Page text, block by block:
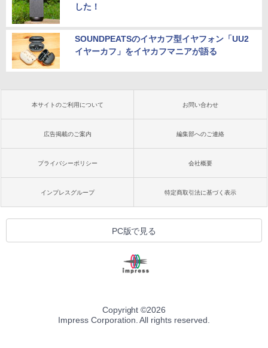
した！
SOUNDPEATSのイヤカフ型イヤフォン「UU2
イヤーカフ」をイヤカフマニアが語る
本サイトのご利用について お問い合わせ
広告掲載のご案内 編集部へのご連絡
プライバシーポリシー 会社概要
インプレスグループ 特定商取引法に基づく表示
PC版で見る
Copyright ©2026
Impress Corporation. All rights reserved.